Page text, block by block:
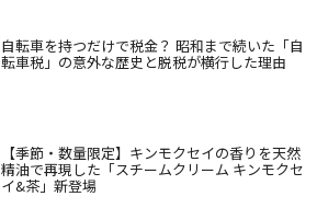
自転車を持つだけで税金？ 昭和まで続いた「自
転車税」の意外な歴史と脱税が横行した理由
【季節・数量限定】キンモクセイの香りを天然
精油で再現した「スチームクリーム キンモクセ
イ&茶」新登場